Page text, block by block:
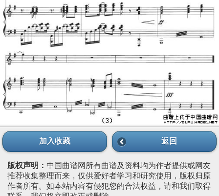
加入收藏 返回
版权声明： 中国曲谱网所有曲谱及资料均为作者提供或网友
推荐收集整理而来，仅供爱好者学习和研究使用，版权归原
作者所有。如本站内容有侵犯您的合法权益，请和我们取得